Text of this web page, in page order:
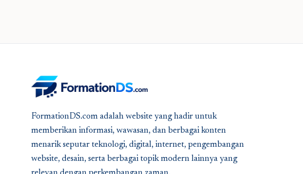
FormationDS.com adalah website yang hadir untuk
memberikan informasi, wawasan, dan berbagai konten
menarik seputar teknologi, digital, internet, pengembangan
website, desain, serta berbagai topik modern lainnya yang